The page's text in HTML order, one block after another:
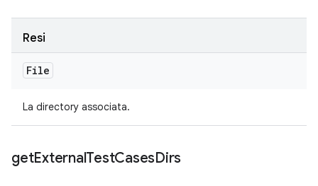
Resi
File
La directory associata.
getExternalTestCasesDirs